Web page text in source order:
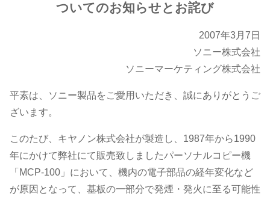
ー
ソ
ナ
ついてのお知らせとお詫び
2007年3月7日
ソニー株式会社
ソニーマーケティング株式会社
平素は、ソニー製品をご愛用いただき、誠にありがとうご
ざいます。
このたび、キヤノン株式会社が製造し、1987年から1990
年にかけて弊社にて販売致しましたパーソナルコピー機
「MCP-100」において、機内の電子部品の経年変化など
が原因となって、基板の一部分で発煙・発火に至る可能性